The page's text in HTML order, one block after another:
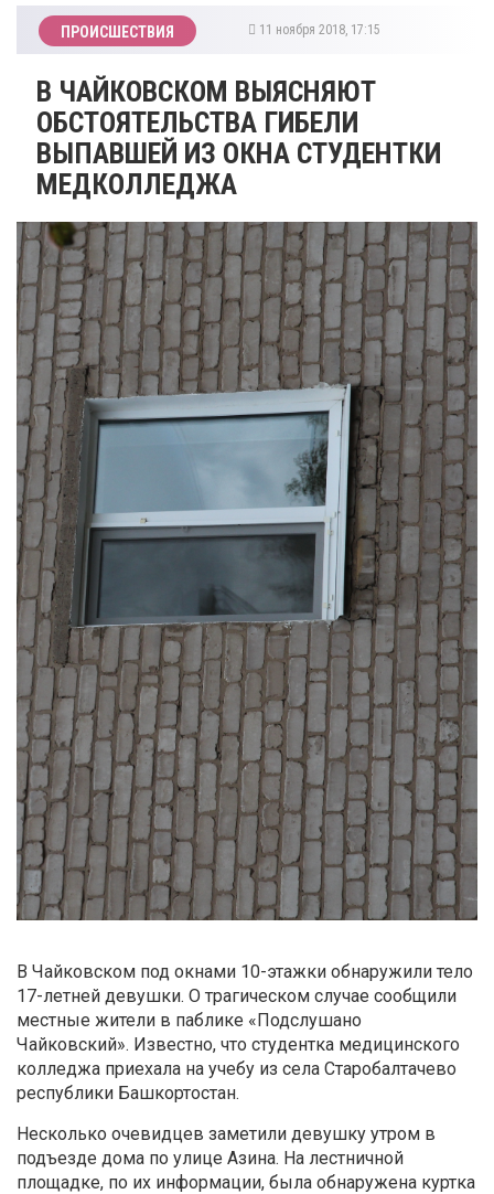
ПРОИСШЕСТВИЯ 11 ноября 2018, 17:15
В ЧАЙКОВСКОМ ВЫЯСНЯЮТ
ОБСТОЯТЕЛЬСТВА ГИБЕЛИ
ВЫПАВШЕЙ ИЗ ОКНА СТУДЕНТКИ
МЕДКОЛЛЕДЖА
В Чайковском под окнами 10-этажки обнаружили тело
17-летней девушки. О трагическом случае сообщили
местные жители в паблике «Подслушано
Чайковский». Известно, что студентка медицинского
колледжа приехала на учебу из села Старобалтачево
республики Башкортостан.
Несколько очевидцев заметили девушку утром в
подъезде дома по улице Азина. На лестничной
площадке, по их информации, была обнаружена куртка